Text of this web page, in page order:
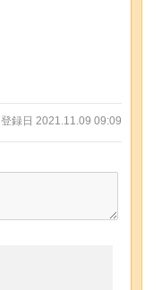
登録日 2021.11.09 09:09